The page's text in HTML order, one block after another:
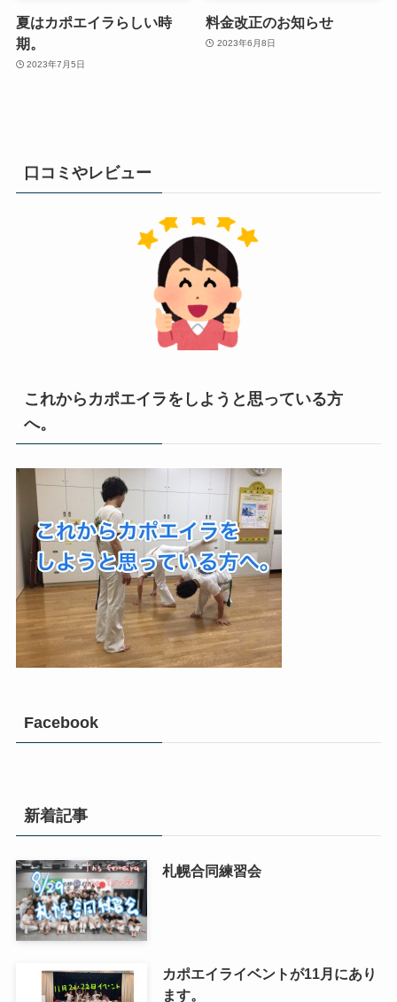
夏はカポエイラらしい時
期。
2023年7月5日
料金改正のお知らせ
2023年6月8日
口コミやレビュー
これからカポエイラをしようと思っている方
へ。
Facebook
新着記事
札幌合同練習会
カポエイライベントが11月にあり
ます。